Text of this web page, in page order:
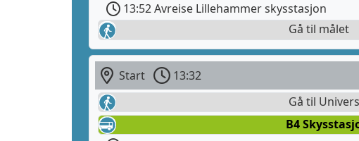
13:52 Avreise Lillehammer skysstasjon
Gå til målet
Start 13:32
Gå til
B4